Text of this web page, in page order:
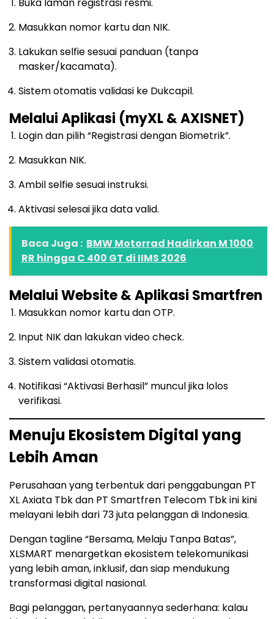
Buka laman registrasi resmi.
Masukkan nomor kartu dan NIK.
Lakukan selfie sesuai panduan (tanpa
masker/kacamata).
Sistem otomatis validasi ke Dukcapil.
Melalui Aplikasi (myXL & AXISNET)
Login dan pilih “Registrasi dengan Biometrik”.
Masukkan NIK.
Ambil selfie sesuai instruksi.
Aktivasi selesai jika data valid.
Baca Juga : BMW Motorrad Hadirkan M 1000
RR hingga C 400 GT di IIMS 2026
Melalui Website & Aplikasi Smartfren
Masukkan nomor kartu dan OTP.
Input NIK dan lakukan video check.
Sistem validasi otomatis.
Notifikasi “Aktivasi Berhasil” muncul jika lolos
verifikasi.
Menuju Ekosistem Digital yang
Lebih Aman
Perusahaan yang terbentuk dari penggabungan PT
XL Axiata Tbk dan PT Smartfren Telecom Tbk ini kini
melayani lebih dari 73 juta pelanggan di Indonesia.
Dengan tagline “Bersama, Melaju Tanpa Batas”,
XLSMART menargetkan ekosistem telekomunikasi
yang lebih aman, inklusif, dan siap mendukung
transformasi digital nasional.
Bagi pelanggan, pertanyaannya sederhana: kalau